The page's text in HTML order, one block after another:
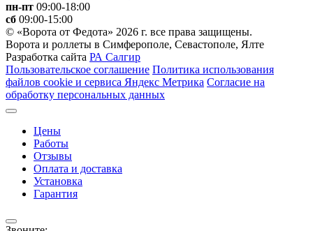
пн-пт 09:00-18:00
сб 09:00-15:00
© «Ворота от Федота» 2026 г. все права защищены.
Ворота и роллеты в Симферополе, Севастополе, Ялте
Разработка сайта РА Салгир
Пользовательское соглашение Политика использования
файлов cookie и сервиса Яндекс Метрика Согласие на
обработку персональных данных
Цены
Работы
Отзывы
Оплата и доставка
Установка
Гарантия